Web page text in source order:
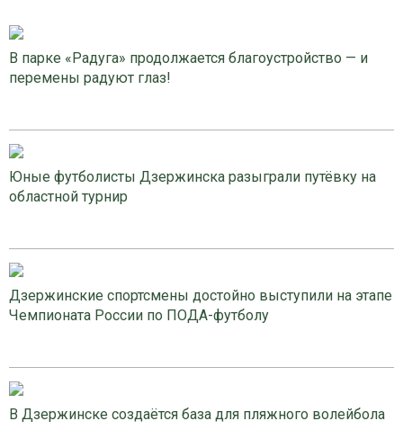
В парке «Радуга» продолжается благоустройство — и
перемены радуют глаз!
Юные футболисты Дзержинска разыграли путёвку на
областной турнир
Дзержинские спортсмены достойно выступили на этапе
Чемпионата России по ПОДА-футболу
В Дзержинске создаётся база для пляжного волейбола